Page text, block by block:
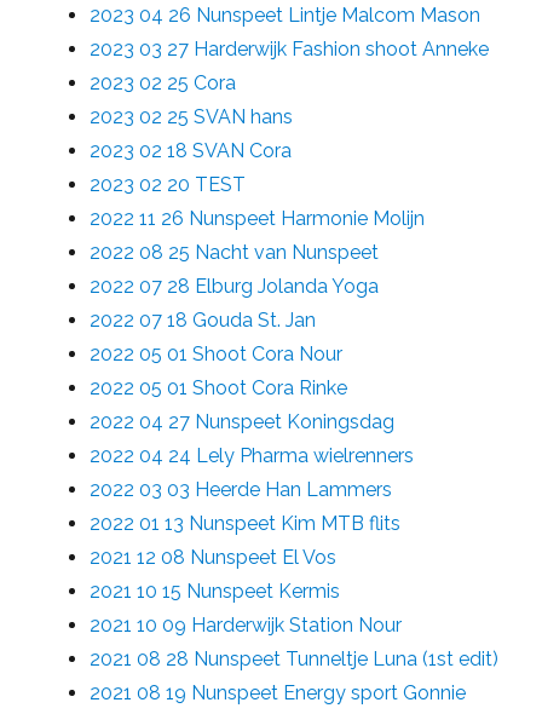
2023 04 26 Nunspeet Lintje Malcom Mason
2023 03 27 Harderwijk Fashion shoot Anneke
2023 02 25 Cora
2023 02 25 SVAN hans
2023 02 18 SVAN Cora
2023 02 20 TEST
2022 11 26 Nunspeet Harmonie Molijn
2022 08 25 Nacht van Nunspeet
2022 07 28 Elburg Jolanda Yoga
2022 07 18 Gouda St. Jan
2022 05 01 Shoot Cora Nour
2022 05 01 Shoot Cora Rinke
2022 04 27 Nunspeet Koningsdag
2022 04 24 Lely Pharma wielrenners
2022 03 03 Heerde Han Lammers
2022 01 13 Nunspeet Kim MTB flits
2021 12 08 Nunspeet El Vos
2021 10 15 Nunspeet Kermis
2021 10 09 Harderwijk Station Nour
2021 08 28 Nunspeet Tunneltje Luna (1st edit)
2021 08 19 Nunspeet Energy sport Gonnie